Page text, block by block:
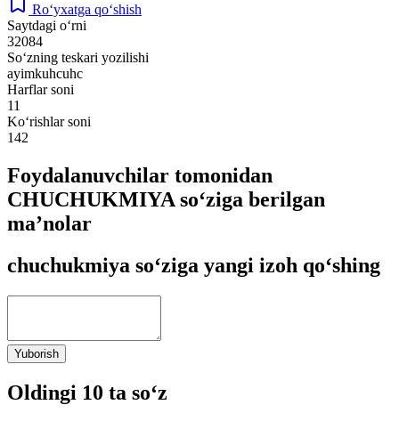
Ro‘yxatga qo‘shish
Saytdagi o‘rni
32084
So‘zning teskari yozilishi
ayimkuhcuhc
Harflar soni
11
Ko‘rishlar soni
142
Foydalanuvchilar tomonidan
CHUCHUKMIYA so‘ziga berilgan
ma’nolar
chuchukmiya so‘ziga yangi izoh qo‘shing
Yuborish
Oldingi 10 ta so‘z